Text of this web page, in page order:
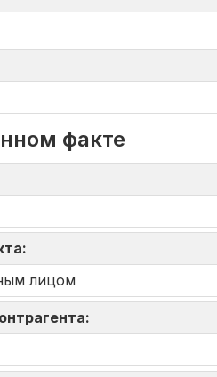
факте
лицом